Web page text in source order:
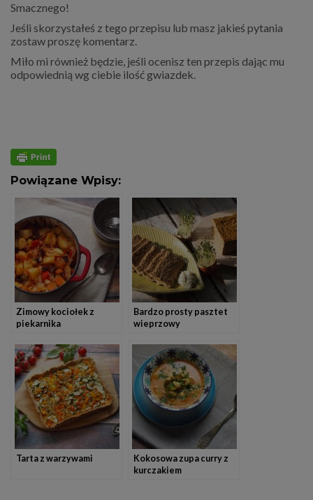
Smacznego!
Jeśli skorzystałeś z tego przepisu lub masz jakieś pytania
zostaw proszę komentarz.
Miło mi również będzie, jeśli ocenisz ten przepis dając mu
odpowiednią wg ciebie ilość gwiazdek.
Powiązane Wpisy:
Zimowy kociołek z
piekarnika
Bardzo prosty pasztet
wieprzowy
Tarta z warzywami
Kokosowa zupa curry z
kurczakiem